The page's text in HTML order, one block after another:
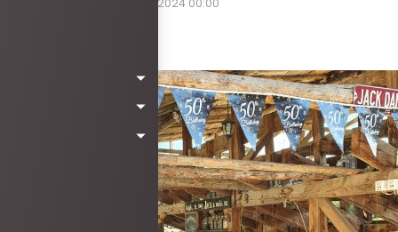
23.08.2024 12:00 - 23.08.2024 00:00